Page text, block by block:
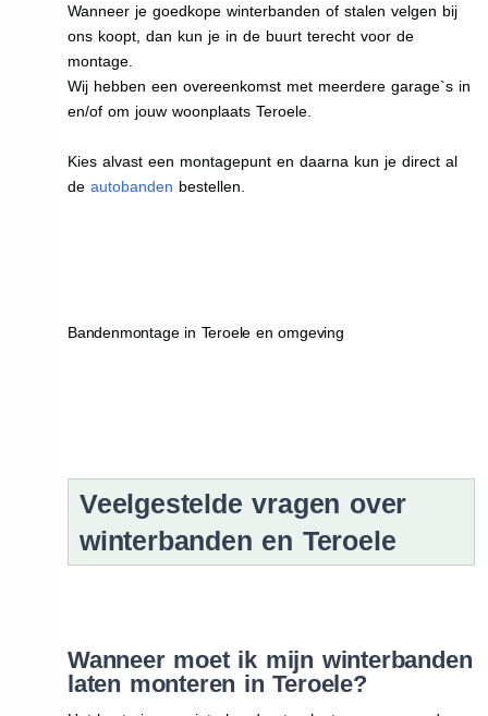
Wanneer je goedkope winterbanden of stalen velgen bij
ons koopt, dan kun je in de buurt terecht voor de
montage.
Wij hebben een overeenkomst met meerdere garage`s in
en/of om jouw woonplaats Teroele.
Kies alvast een montagepunt en daarna kun je direct al
de autobanden bestellen.
Bandenmontage in Teroele en omgeving
Veelgestelde vragen over
winterbanden en Teroele
Wanneer moet ik mijn winterbanden
laten monteren in Teroele?